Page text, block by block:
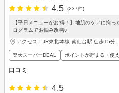
4.5
(237件)
【平日メニューがお得！】地肌のケアに拘
ログラムでお悩み改善♪
アクセス：JR東北本線 南仙台駅 徒歩15分
楽天スーパーDEAL ポイントが貯まる・使
口コミ
4.5